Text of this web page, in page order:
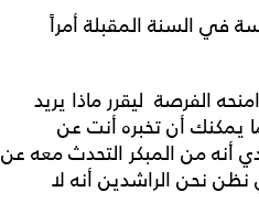
في السنة المقبلة أمراً
الفرصة ليقرر ماذا يريد
يمكنك أن تخبره أنت عن
أنه من المبكر التحدث معه عن
نحن الراشدين أنه لا